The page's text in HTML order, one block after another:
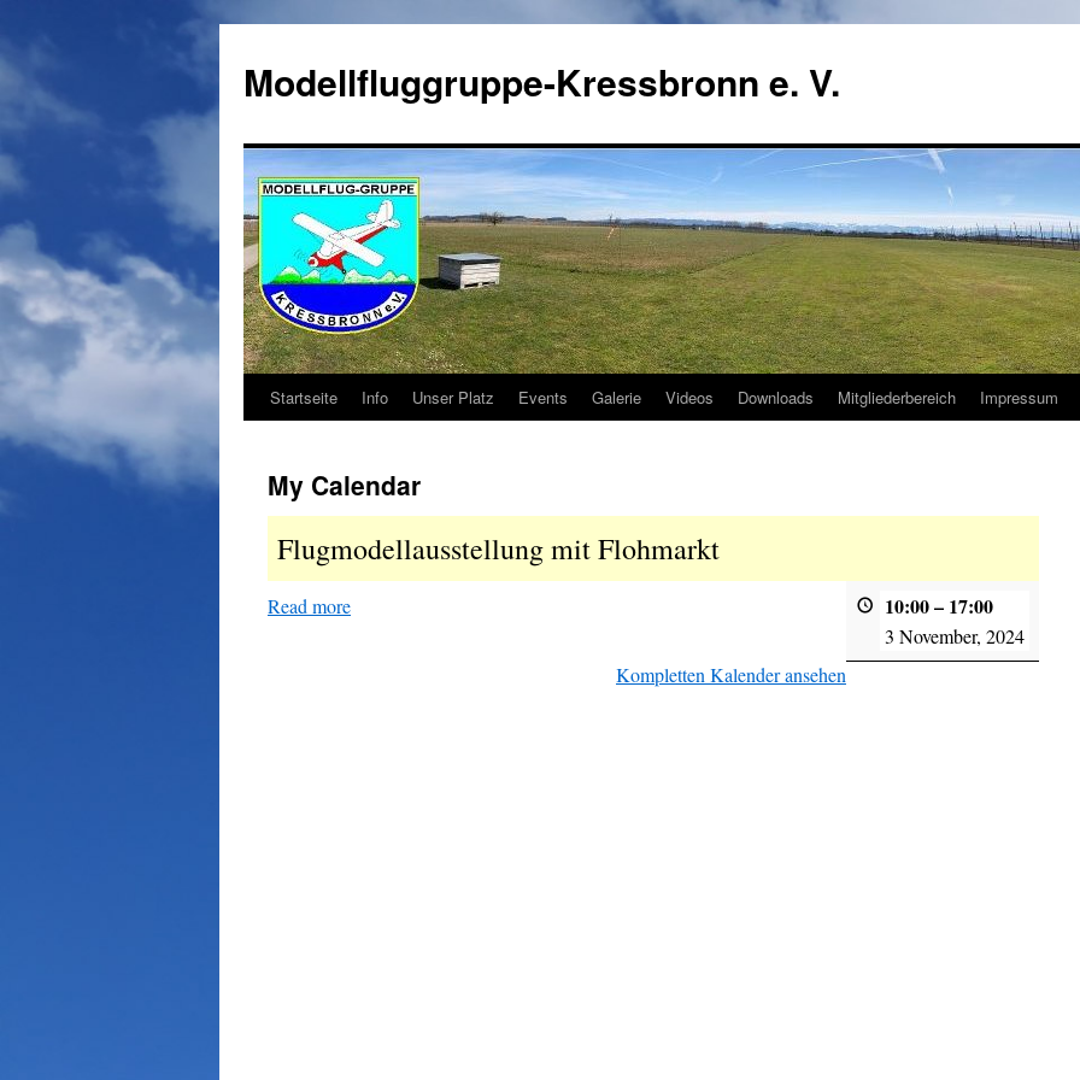
springen
Modellfluggruppe-Kressbronn e. V.
Startseite Info Unser Platz Events Galerie Videos Downloads Mitgliederbereich Impressum
My Calendar
Flugmodellausstellung mit Flohmarkt
10:00– 17:00
3 November, 2024
Read more
Kompletten Kalender ansehen